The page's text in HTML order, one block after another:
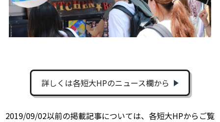
詳しくは各短大HPのニュース欄から
2019/09/02以前の掲載記事については、各短大HPからご覧